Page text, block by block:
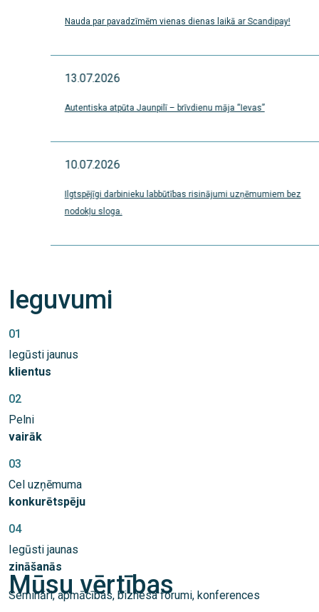
Nauda par pavadzīmēm vienas dienas laikā ar Scandipay!
13.07.2026
Autentiska atpūta Jaunpilī – brīvdienu māja “Ievas”
10.07.2026
Ilgtspējīgi darbinieku labbūtības risinājumi uzņēmumiem bez
nodokļu sloga.
Ieguvumi
01
Iegūsti jaunus
klientus
02
Pelni
vairāk
03
Cel uzņēmuma
konkurētspēju
04
Iegūsti jaunas
zināšanās
Semināri, apmācības, biznesa forumi, konferences
Mūsu vērtības